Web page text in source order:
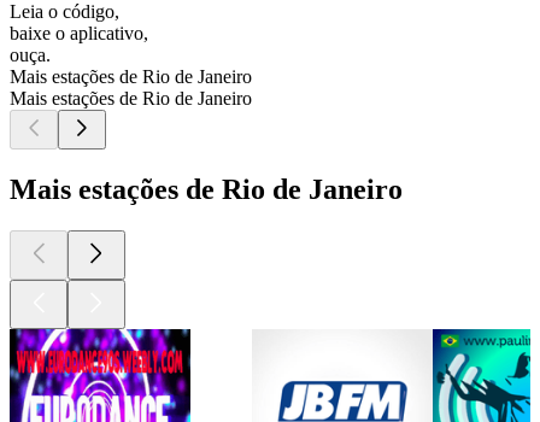
Leia o código,
baixe o aplicativo,
ouça.
Mais estações de Rio de Janeiro
Mais estações de Rio de Janeiro
Mais estações de Rio de Janeiro